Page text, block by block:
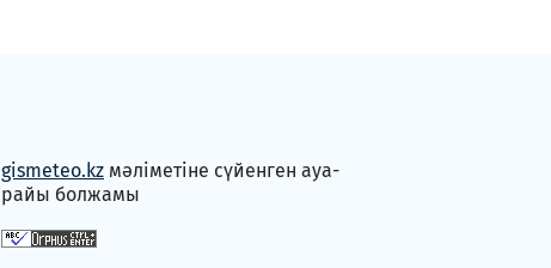
gismeteo.kz мәліметіне сүйенген ауа-
райы болжамы